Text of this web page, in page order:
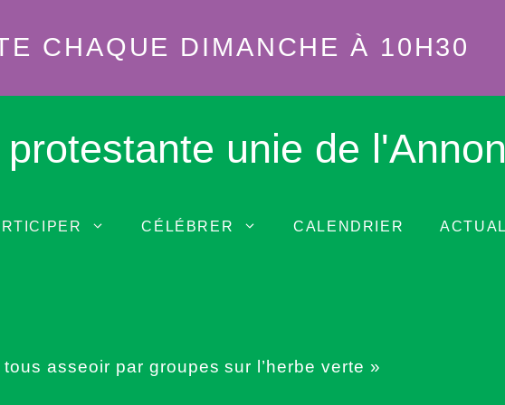
CHAQUE DIMANCHE À 10H30
unie de
CÉLÉBRER CALENDRIER
asseoir par groupes sur l’herbe verte »